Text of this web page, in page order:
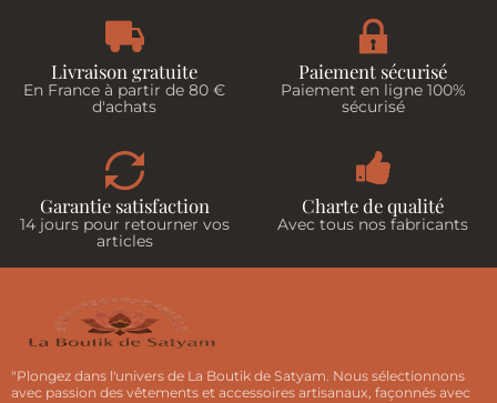
Livraison gratuite
En France à partir de 80 €
d'achats
Paiement sécurisé
Paiement en ligne 100%
sécurisé
Garantie satisfaction
14 jours pour retourner vos
articles
Charte de qualité
Avec tous nos fabricants
"Plongez dans l'univers de La Boutik de Satyam. Nous sélectionnons
avec passion des vêtements et accessoires artisanaux, façonnés avec